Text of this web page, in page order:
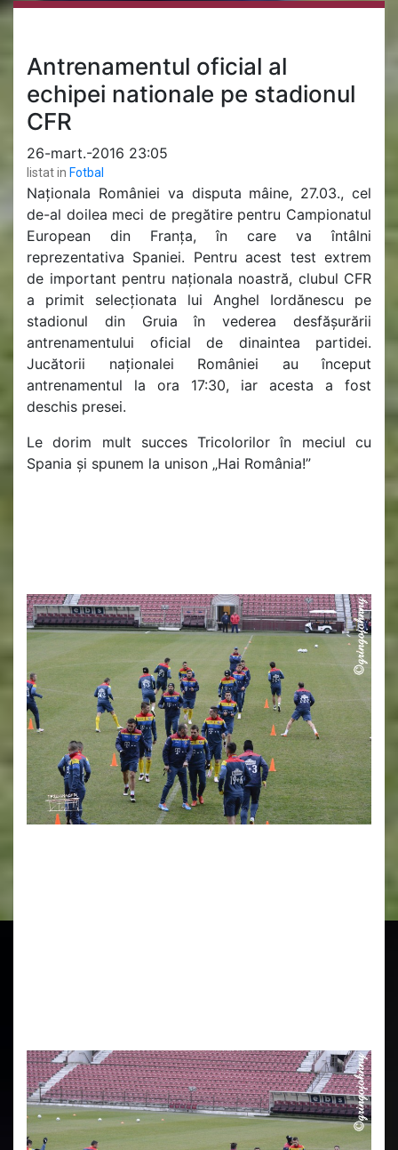
Antrenamentul oficial al
echipei nationale pe stadionul
CFR
26-mart.-2016 23:05
listat in Fotbal
Naționala României va disputa mâine, 27.03., cel
de-al doilea meci de pregătire pentru Campionatul
European din Franța, în care va întâlni
reprezentativa Spaniei. Pentru acest test extrem
de important pentru naționala noastră, clubul CFR
a primit selecționata lui Anghel Iordănescu pe
stadionul din Gruia în vederea desfășurării
antrenamentului oficial de dinaintea partidei.
Jucătorii naționalei României au început
antrenamentul la ora 17:30, iar acesta a fost
deschis presei.
Le dorim mult succes Tricolorilor în meciul cu
Spania și spunem la unison „Hai România!”